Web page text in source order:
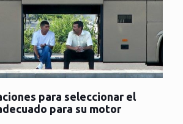
para seleccionar el
para su motor